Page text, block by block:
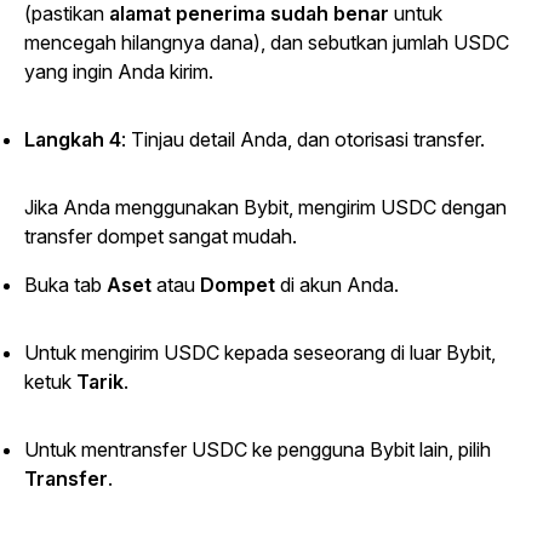
(pastikan alamat penerima sudah benar untuk
mencegah hilangnya dana), dan sebutkan jumlah USDC
yang ingin Anda kirim.
Langkah 4: Tinjau detail Anda, dan otorisasi transfer.
Jika Anda menggunakan Bybit, mengirim USDC dengan
transfer dompet sangat mudah.
Buka tab Aset atau Dompet di akun Anda.
Untuk mengirim USDC kepada seseorang di luar Bybit,
ketuk Tarik.
Untuk mentransfer USDC ke pengguna Bybit lain, pilih
Transfer.